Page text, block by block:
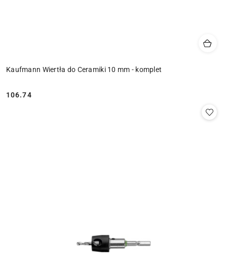
Kaufmann Wiertła do Ceramiki 10 mm - komplet
Cena:
106.74